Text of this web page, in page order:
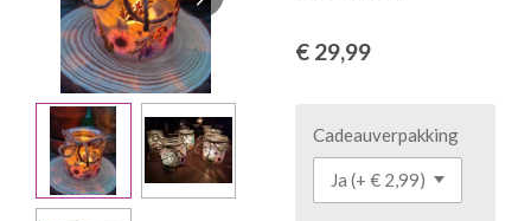
€ 29,99
Cadeauverpakking